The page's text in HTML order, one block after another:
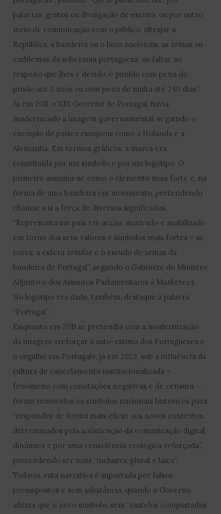
palavras, gestos ou divulgação de escrito, ou por outro
meio de comunicação com o público, ultrajar a
República, a bandeira ou o hino nacionais, as armas ou
emblemas da soberania portuguesa, ou faltar ao
respeito que lhes é devido, é punido com pena de
prisão até 2 anos ou com pena de multa até 240 dias”.
Já em 2011, o XIX Governo de Portugal, havia
modernizado a imagem governamental, seguindo o
exemplo de países europeus como a Holanda e a
Alemanha. Em termos gráficos, a marca era
constituída por um símbolo e por um logótipo. O
primeiro assumia-se como o elemento mais forte e, na
forma de uma bandeira em movimento, pretendendo
chamar a si a força de diversos significados.
“Representa um país em acção, motivado e mobilizado
em torno dos seus valores e símbolos mais fortes – as
cores, a esfera armilar e o escudo de armas da
bandeira de Portugal”, segundo o Gabinete do Ministro
Adjunto e dos Assuntos Parlamentares à Marketeer.
No logótipo era dado, também, destaque à palavra
“Portugal”.
Enquanto em 2011 se pretendia com a modernização
da imagem «reforçar a auto-estima dos Portugueses e
o orgulho em Portugal», já em 2023, sob a influência da
cultura de cancelamento institucionalizada –
fenómeno com conotações negativas e de censura -,
foram removidos os símbolos nacionais históricos para
“responder de forma mais eficaz aos novos contextos,
determinados pela sofisticação da comunicação digital,
dinâmica e por uma consciência ecológica reforçada”,
pretendendo ser mais “inclusiva, plural e laica”.
Todavia, esta narrativa é suportada por falsos
pressupostos e sem substância, quando o Governo
afirma que o novo símbolo, sem “castelos conquistados